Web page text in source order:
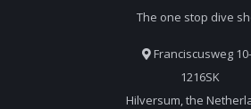
The one stop dive
Franciscusweg
1216SK
Hilversum, the